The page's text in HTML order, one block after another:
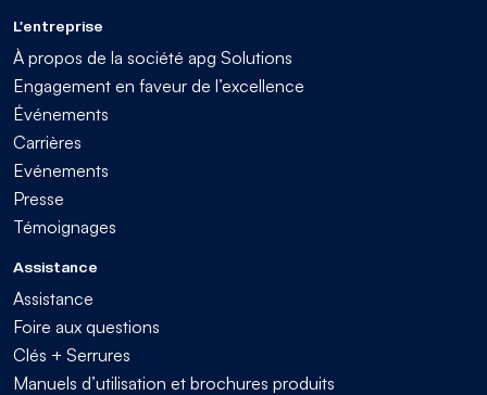
L'entreprise
À propos de la société apg Solutions
Engagement en faveur de l’excellence
Événements
Carrières
Evénements
Presse
Témoignages
Assistance
Assistance
Foire aux questions
Clés + Serrures
Manuels d’utilisation et brochures produits